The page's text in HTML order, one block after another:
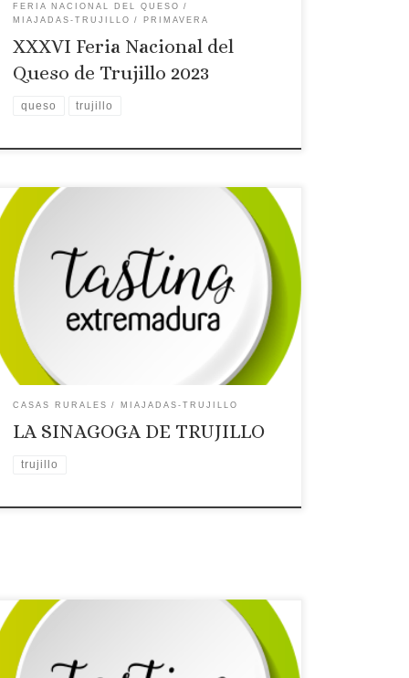
FERIA NACIONAL DEL QUESO
MIAJADAS-TRUJILLO
PRIMAVERA
XXXVI Feria Nacional del
Queso de Trujillo 2023
queso trujillo
Licencia: TR-CC-00249
Categoría: 4 Estrellas
Tipo: Casa rural
Comarca turística:
MIAJADAS-TRUJILLO
Localidad: TRUJILLO
Dirección: C/ Tiendas, Nº 16, 2º
Página web: Web
✉Correo Electrónico: Contactar por correo
electrónico
Teléfono: Teléfono: 659298261
Placa distintiva 🗺Ubicación
CASAS RURALES MIAJADAS-TRUJILLO
LA SINAGOGA DE TRUJILLO
trujillo
Licencia: CR-CC-00209
Categoría: 3 Estrellas
Tipo: Casa rural
Comarca turística: